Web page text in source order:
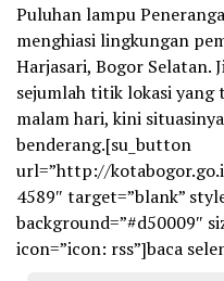
Puluhan lampu
menghiasi lingkungan
Harjasari, Bogor Selatan.
sejumlah titik lokasi yang
malam hari, kini
benderang.[su_button
url=”http://
4589″ target=”blank”
background=”#d50009″
icon=”icon: rss”]baca